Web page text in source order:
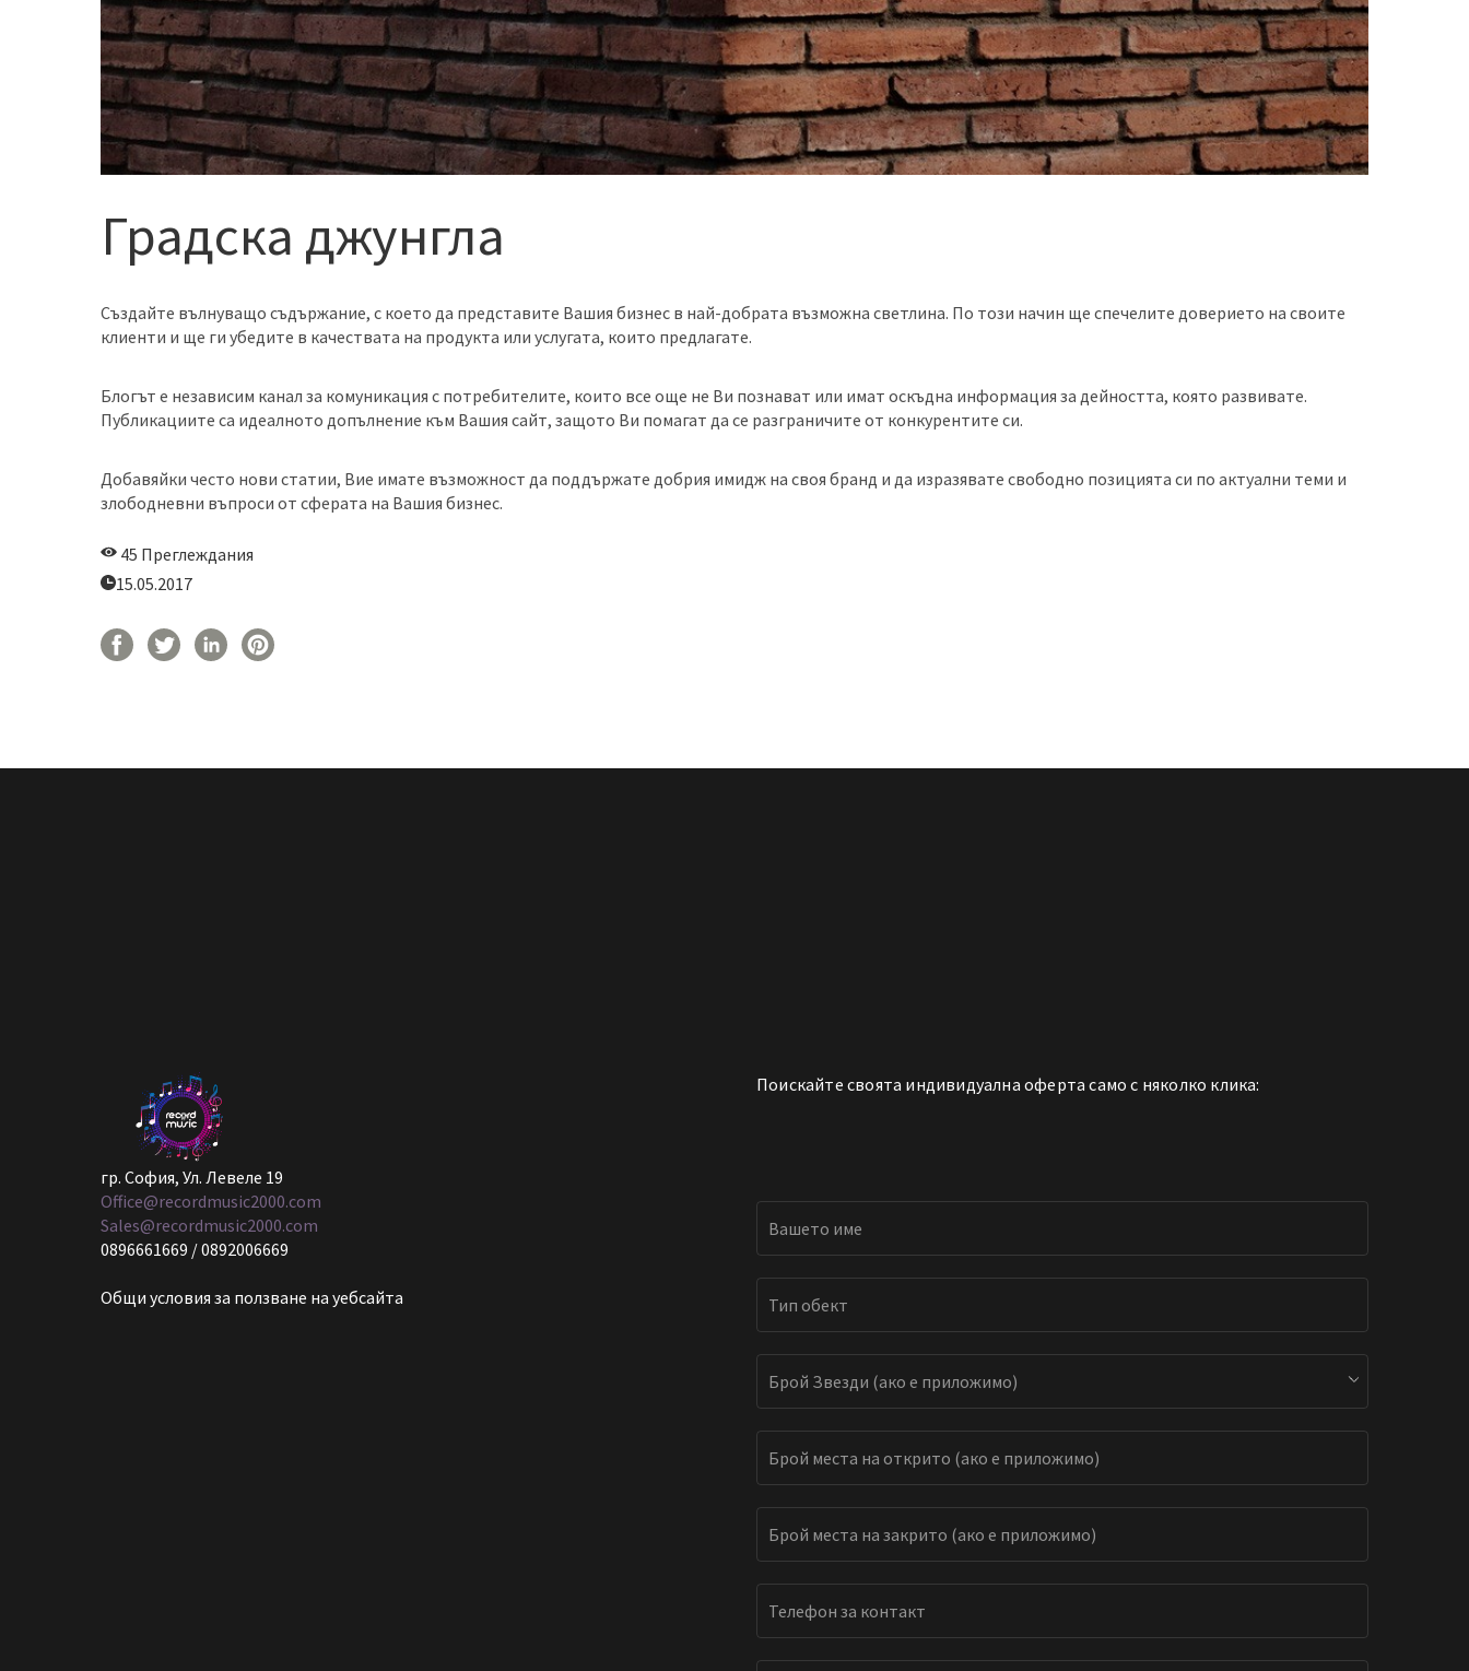
Градска джунгла
Създайте вълнуващо съдържание, с което да представите Вашия бизнес в най-добрата възможна светлина. По този начин ще спечелите доверието на своите
клиенти и ще ги убедите в качествата на продукта или услугата, които предлагате.
Блогът е независим канал за комуникация с потребителите, които все още не Ви познават или имат оскъдна информация за дейността, която развивате.
Публикациите са идеалното допълнение към Вашия сайт, защото Ви помагат да се разграничите от конкурентите си.
Добавяйки често нови статии, Вие имате възможност да поддържате добрия имидж на своя бранд и да изразявате свободно позицията си по актуални теми и
злободневни въпроси от сферата на Вашия бизнес.
45 Преглеждания
15.05.2017
гр. София, Ул. Левеле 19
Office@recordmusic2000.com
Sales@recordmusic2000.com
0896661669 / 0892006669
Общи условия за ползване на уебсайта
Поискайте своята индивидуална оферта само с няколко клика: